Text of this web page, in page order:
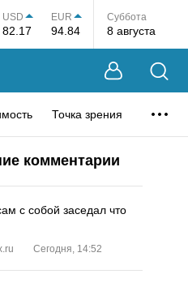
USD
82.17
EUR
94.84
Суббота
8 августа
Точка зрения
комментарии
с собой заседал что
Сегодня, 14:52